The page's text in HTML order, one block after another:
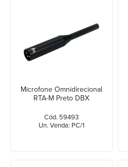
Microfone Omnidirecional
RTA-M Preto DBX
Cód. 59493
Un. Venda: PC/1